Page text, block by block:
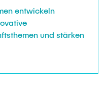
entwickeln
und stärken